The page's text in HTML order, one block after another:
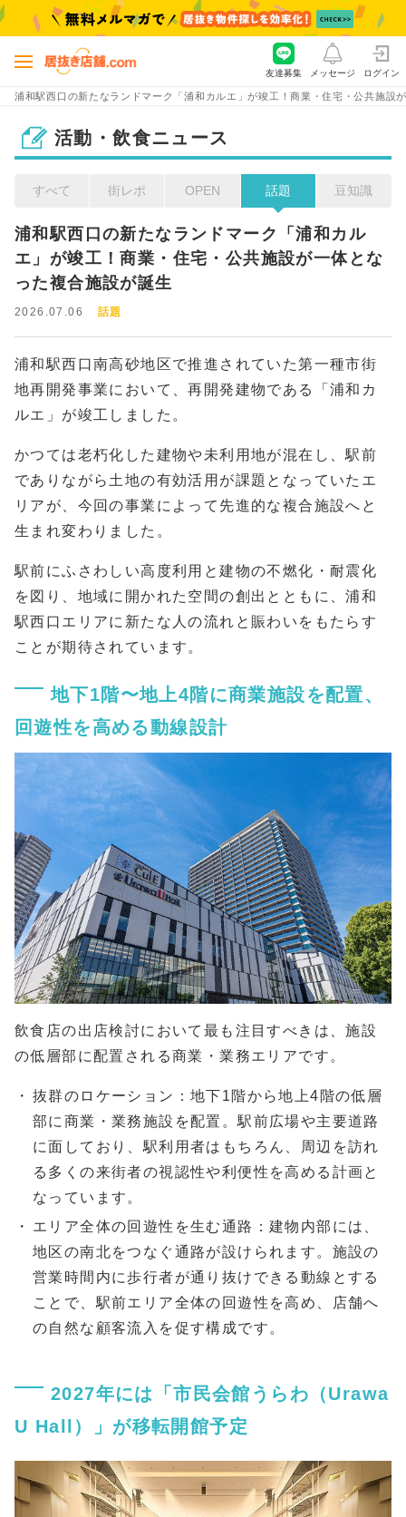
浦和駅西口の新たなランドマーク「浦和カルエ」が竣工！商業・住宅・公共施設
友達募集 メッセージ ログイン
活動・飲食ニュース
すべて 街レポ OPEN 話題 豆知識
浦和駅西口の新たなランドマーク「浦和カル
エ」が竣工！商業・住宅・公共施設が一体とな
った複合施設が誕生
2026.07.06 話題
浦和駅西口南高砂地区で推進されていた第一種市街
地再開発事業において、再開発建物である「浦和カ
ルエ」が竣工しました。
かつては老朽化した建物や未利用地が混在し、駅前
でありながら土地の有効活用が課題となっていたエ
リアが、今回の事業によって先進的な複合施設へと
生まれ変わりました。
駅前にふさわしい高度利用と建物の不燃化・耐震化
を図り、地域に開かれた空間の創出とともに、浦和
駅西口エリアに新たな人の流れと賑わいをもたらす
ことが期待されています。
地下1階〜地上4階に商業施設を配置、
回遊性を高める動線設計
飲食店の出店検討において最も注目すべきは、施設
の低層部に配置される商業・業務エリアです。
抜群のロケーション：地下1階から地上4階の低層
部に商業・業務施設を配置。駅前広場や主要道路
に面しており、駅利用者はもちろん、周辺を訪れ
る多くの来街者の視認性や利便性を高める計画と
なっています。
エリア全体の回遊性を生む通路：建物内部には、
地区の南北をつなぐ通路が設けられます。施設の
営業時間内に歩行者が通り抜けできる動線とする
ことで、駅前エリア全体の回遊性を高め、店舗へ
の自然な顧客流入を促す構成です。
2027年には「市民会館うらわ（Urawa
U Hall）」が移転開館予定